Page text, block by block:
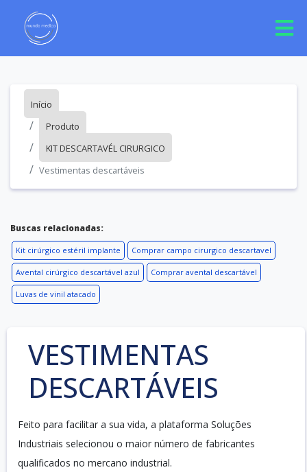
Início
Produto
KIT DESCARTAVÉL CIRURGICO
Vestimentas descartáveis
Buscas relacionadas:
Kit cirúrgico estéril implante Comprar campo cirurgico descartavel
Avental cirúrgico descartável azul Comprar avental descartável
Luvas de vinil atacado
VESTIMENTAS
DESCARTÁVEIS
Feito para facilitar a sua vida, a plataforma Soluções
Industriais selecionou o maior número de fabricantes
qualificados no mercano industrial.